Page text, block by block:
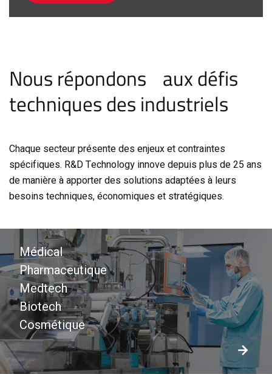
Nous répondons aux défis
techniques des industriels
Chaque secteur présente des enjeux et contraintes
spécifiques. R&D Technology innove depuis plus de 25 ans
de manière à apporter des solutions adaptées à leurs
besoins techniques, économiques et stratégiques.
Médical
Pharmaceutique
Medtech
Biotech
Cosmétique